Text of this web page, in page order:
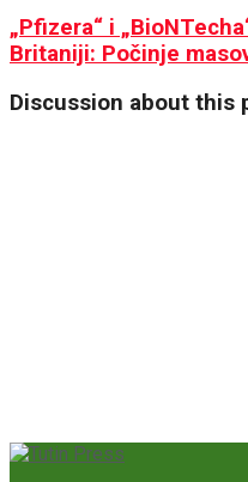
„Pfizera“ i
Britaniji: Počinje
Discussion about this